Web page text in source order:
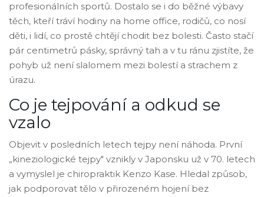
profesionálních sportů. Dostalo se i do běžné výbavy
těch, kteří tráví hodiny na home office, rodičů, co nosí
děti, i lidí, co prostě chtějí chodit bez bolesti. Často stačí
pár centimetrů pásky, správný tah a v tu ránu zjistíte, že
pohyb už není slalomem mezi bolestí a strachem z
úrazu.
Co je tejpování a odkud se
vzalo
Objevit v posledních letech tejpy není náhoda. První
„kineziologické tejpy" vznikly v Japonsku už v 70. letech
a vymyslel je chiropraktik Kenzo Kase. Hledal způsob,
jak podporovat tělo v přirozeném hojení bez